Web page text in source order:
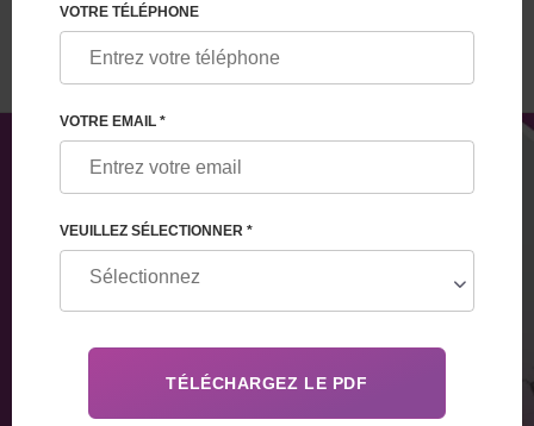
PLUS FIABLES
VOTRE TÉLÉPHONE
VOTRE EMAIL *
VEUILLEZ SÉLECTIONNER *